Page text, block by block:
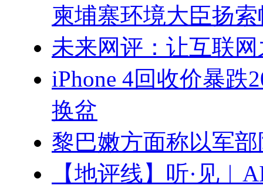
柬埔寨环境大臣扬
未来网评：让互联
iPhone 4回收价暴跌
换盆
黎巴嫩方面称以军
【地评线】听·见